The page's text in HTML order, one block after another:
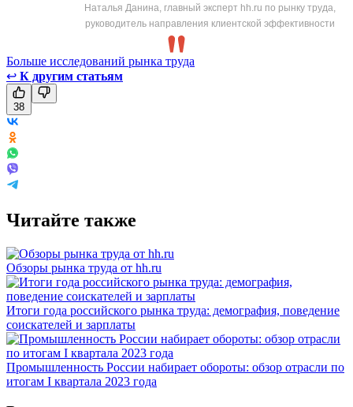
Наталья Данина, главный эксперт hh.ru по рынку труда,
руководитель направления клиентской эффективности
Больше исследований рынка труда
↩ К другим статьям
38
Читайте также
Обзоры рынка труда от hh.ru
Итоги года российского рынка труда: демография, поведение
соискателей и зарплаты
Промышленность России набирает обороты: обзор отрасли по
итогам I квартала 2023 года